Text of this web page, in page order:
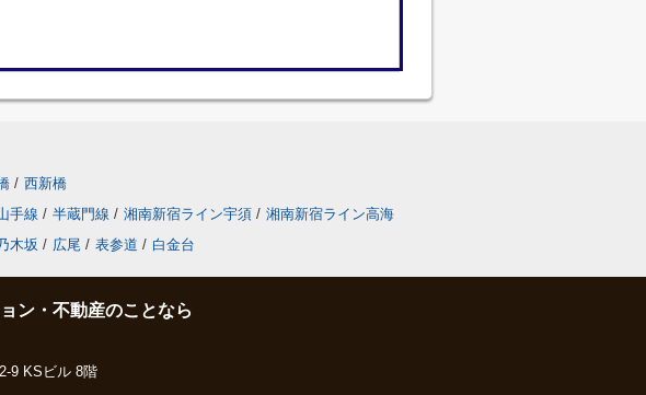
/ 西新橋
手線 / 半蔵門線 / 湘南新宿ライン宇須 / 湘南新宿ライン高海
木坂 / 広尾 / 表参道 / 白金台
ン・不動産のことなら
9 KSビル 8階